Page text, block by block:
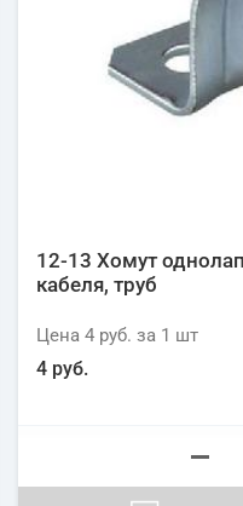
12-13 Хомут
кабеля, труб
Цена 4 руб. за 1 шт
4 руб.